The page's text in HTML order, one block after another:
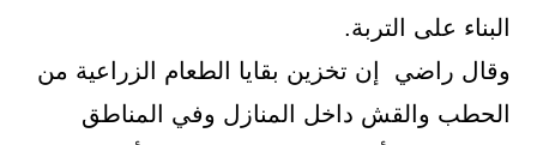
البناء على التربة.
وقال راضي إن تخزين بقايا الطعام الزراعية من
الحطب والقش داخل المنازل وفي المناطق